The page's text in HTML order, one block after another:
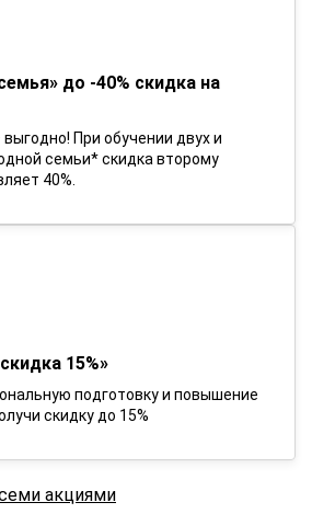
до -40% скидка на
При обучении двух и
семьи* скидка второму
40%.
15%»
подготовку и повышение
скидку до 15%
акциями